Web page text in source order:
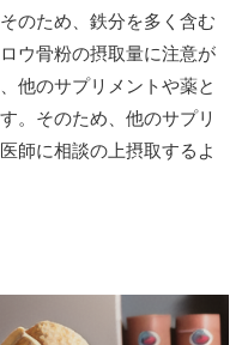
のため、鉄分を多く含む
ウ骨粉の摂取量に注意が
他のサプリメントや薬と
。そのため、他のサプリ
師に相談の上摂取するよ